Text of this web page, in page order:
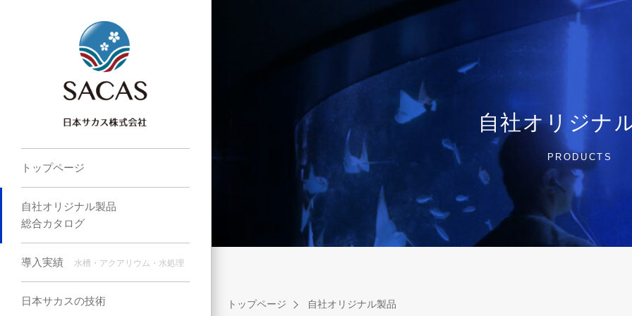
トップページ
自社オリジナル製品
総合カタログ
導入実績 水槽・アクアリウム・水処理
日本サカスの技術
自社オリジナ
PRODUCTS
トップページ 自社オリジナル製品